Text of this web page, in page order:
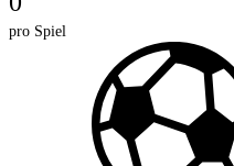
pro Spiel